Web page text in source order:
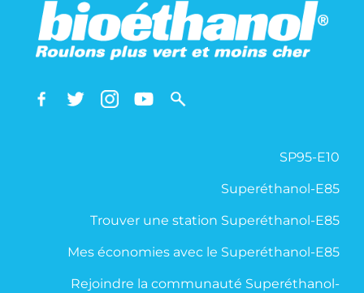
SP95-E10
Superéthanol-E85
Trouver une station Superéthanol-E85
Mes économies avec le Superéthanol-E85
Rejoindre la communauté Superéthanol-